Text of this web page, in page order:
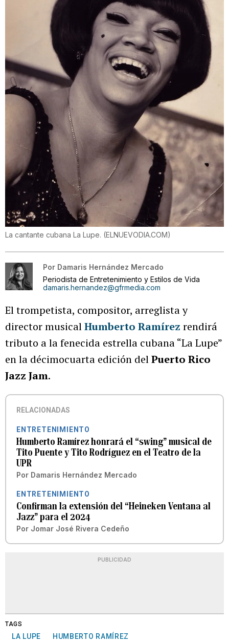
La cantante cubana La Lupe. (ELNUEVODIA.COM)
Por Damaris Hernández Mercado
Periodista de Entretenimiento y Estilos de Vida
damaris.hernandez@gfrmedia.com
El trompetista, compositor, arreglista y
director musicalHumberto Ramírez rendirá
tributo a la fenecida estrella cubana “La Lupe”
en la décimocuarta edición delPuerto Rico
Jazz Jam.
RELACIONADAS
ENTRETENIMIENTO
Humberto Ramírez honrará el “swing” musical de
Tito Puente y Tito Rodríguez en el Teatro de la
UPR
Por Damaris Hernández Mercado
ENTRETENIMIENTO
Confirman la extensión del “Heineken Ventana al
Jazz” para el 2024
Por Jomar José Rivera Cedeño
PUBLICIDAD
TAGS
LA LUPE HUMBERTO RAMÍREZ